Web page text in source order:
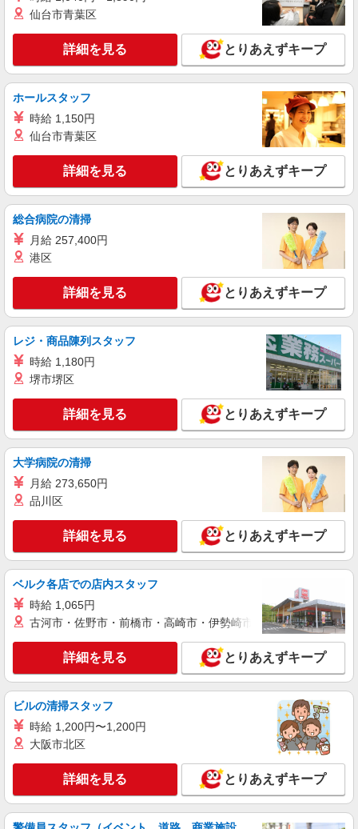
キープ 詳細を見る
派遣社員
株式会社スタッフサービス・メディカル 東東京医療オフィス（お仕
事No.W10479946）
NEW
東京都足立区内の病院
キープ 詳細を見る
株式会社スタッフサービス・メディカル 東東京医療オフィス（お仕
事No.W10479949）
NEW
看護助手
時給1400円
東京都足立区内の病院
キープ 詳細を見る
株式会社スタッフサービス・メディカル 東東京医療オフィス（お仕
事No.W10434188）
NEW
看護助手
キープ 詳細を見る
派遣社員
株式会社スタッフサービス・メディカル 東東京医療オフィス（お仕
事No.W10515925）
NEW
時給1400円
東京都足立区内の病院
キープ 詳細を見る
株式会社スタッフサービス・メディカル 東東京医療オフィス（お仕
事No.W10514679）
NEW
看護助手
時給1400円
東京都足立区内の病院
仙台市青葉区
詳細を見る とりあえずキープ
ホールスタッフ
時給 1,150円
仙台市青葉区
詳細を見る とりあえずキープ
総合病院の清掃
月給 257,400円
港区
詳細を見る とりあえずキープ
レジ・商品陳列スタッフ
時給 1,180円
堺市堺区
詳細を見る とりあえずキープ
大学病院の清掃
月給 273,650円
品川区
詳細を見る とりあえずキープ
ベルク各店での店内スタッフ
時給 1,065円
古河市・佐野市・前橋市・高崎市・伊勢崎市・太田市・館林市
詳細を見る とりあえずキープ
ビルの清掃スタッフ
時給 1,200円〜1,200円
大阪市北区
詳細を見る とりあえずキープ